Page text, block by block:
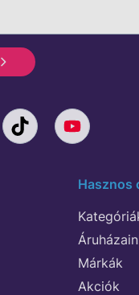
Hasznos
Márkák
Akciók